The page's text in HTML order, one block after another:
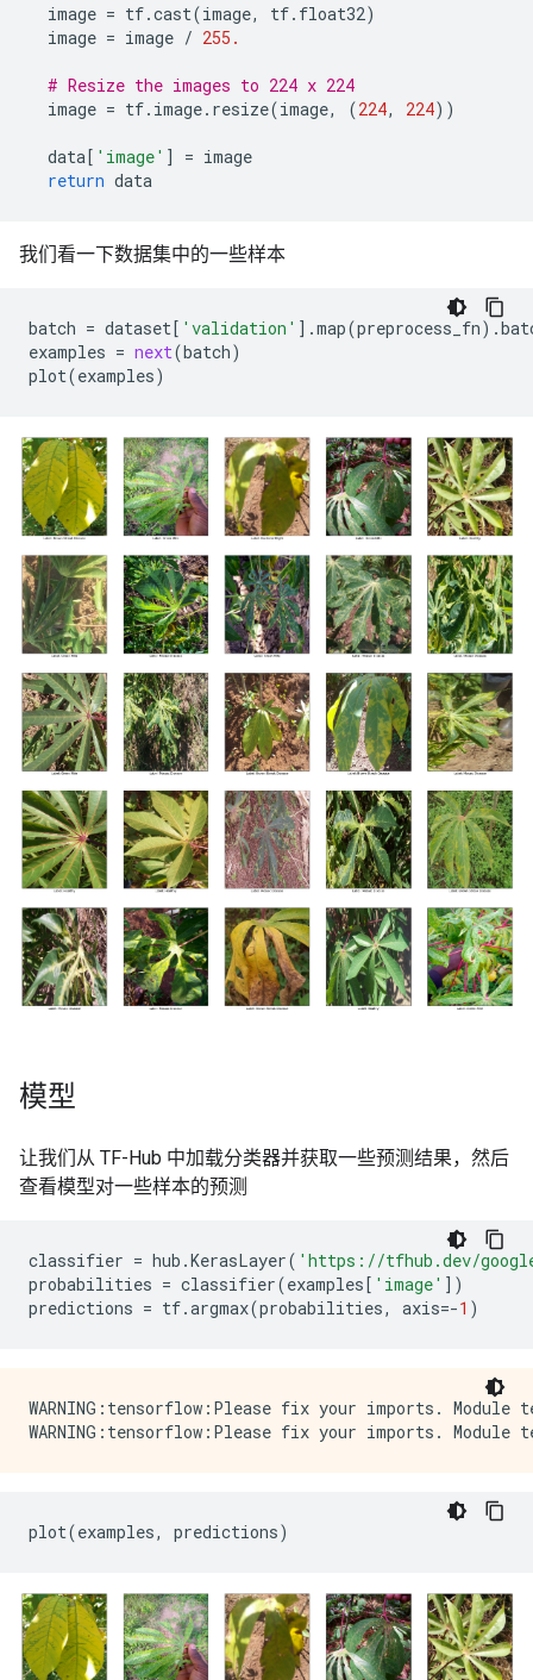
image = tf.cast(image, tf. float32)
image = image / 255.
# Resize the images to 224 x 224
image = tf. image. resize(image, (224, 224))
data[ 'image' ] = image
return data
我们看一下数据集中的一些样本
batch = dataset[ 'validation' ] .map(preprocess_fn) .
examples = next(batch)
plot(examples)
模型
让我们从 TF-Hub 中加载分类器并获取一些预测结果，然后
查看模型对一些样本的预测
classifier = hub .KerasLayer( 'https://tfhub.dev/
probabilities = classifier(examples [ 'image' ])
predictions = tf.argmax(probabilities, axis=-1 )
WARNING:tensorflow:Please fix your imports.
plot(examples, predictions)